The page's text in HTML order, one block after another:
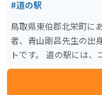
#道の駅
鳥取県東伯郡北栄町に
者、青山剛昌先生の出
トです。 道の駅には、コナンのキャラクター像やトリックアートなどがあ
り、写真撮影を楽しむ
では、原画やアニメの